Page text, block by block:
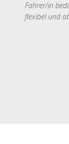
Fahrer/in
flexibel und